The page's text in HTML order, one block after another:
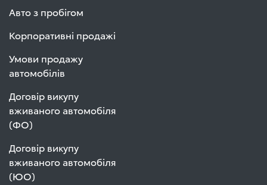
Авто з пробігом
Корпоративні продажі
Умови продажу
автомобілів
Договір викупу
вживаного автомобіля
(ФО)
Договір викупу
вживаного автомобіля
(ЮО)